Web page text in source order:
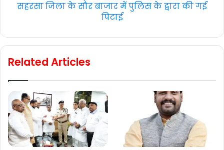
सहरसा जिला के सौर बाजार में पुलिस के द्वारा की गई
पिटाई
Related Articles